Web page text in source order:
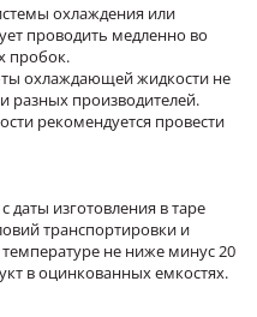
охлаждения или
проводить медленно во
пробок.
охлаждающей жидкости не
разных производителей.
рекомендуется провести
даты изготовления в таре
транспортировки и
не ниже минус 20
в оцинкованных емкостях.